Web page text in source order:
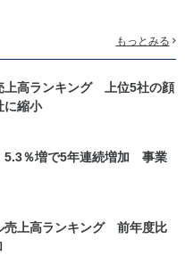
もっとみる
上高ランキング 上位5社の顔
に縮小
％増で5年連続増加 事業
売上高ランキング 前年度比